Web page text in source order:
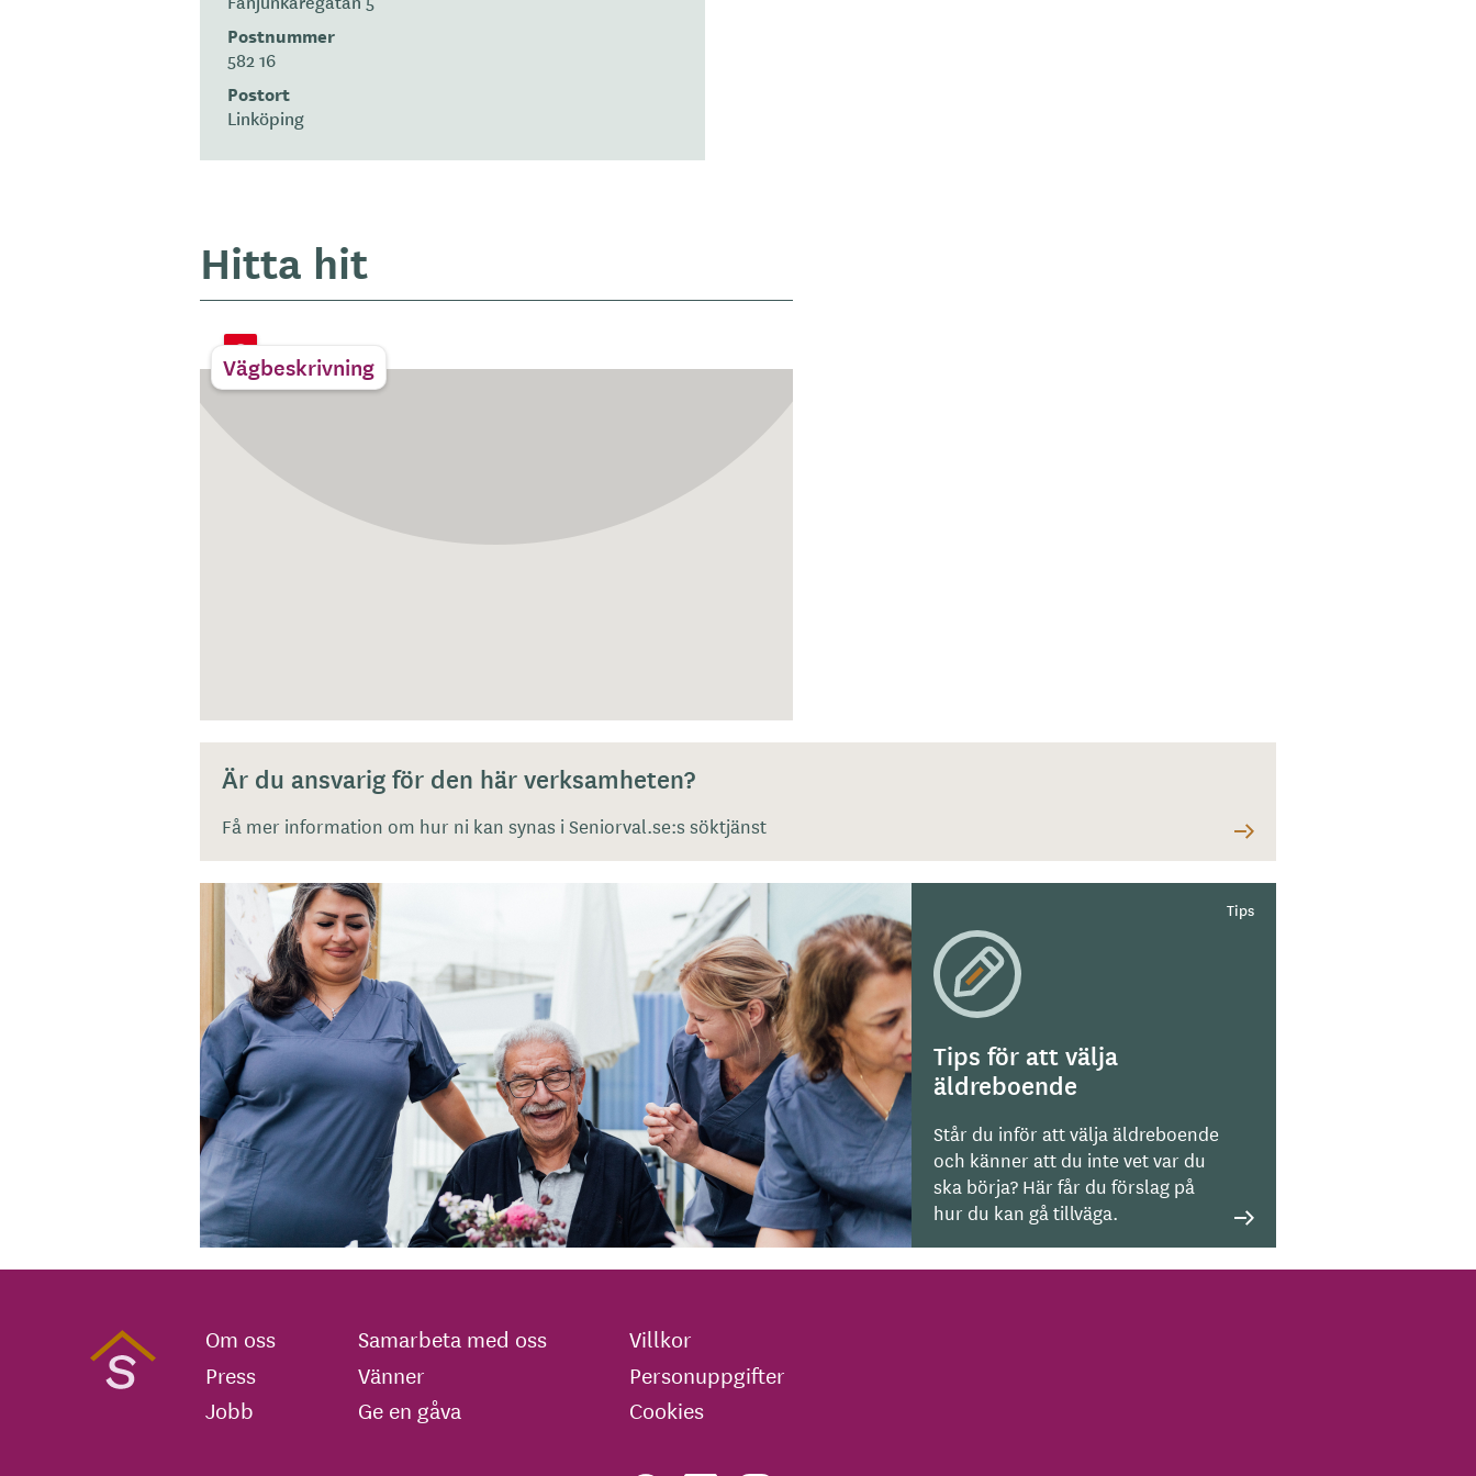
Postnummer
582 16
Postort
Linköping
Hitta hit
Vägbeskrivning
Är du ansvarig för den här verksamheten?
Få mer information om hur ni kan synas i Seniorval.se:s söktjänst
Tips för att välja
äldreboende
Står du inför att välja äldreboende
och känner att du inte vet var du
ska börja? Här får du förslag på
hur du kan gå tillväga.
Om oss
Press
Jobb
Samarbeta med oss
Vänner
Ge en gåva
Villkor
Personuppgifter
Cookies